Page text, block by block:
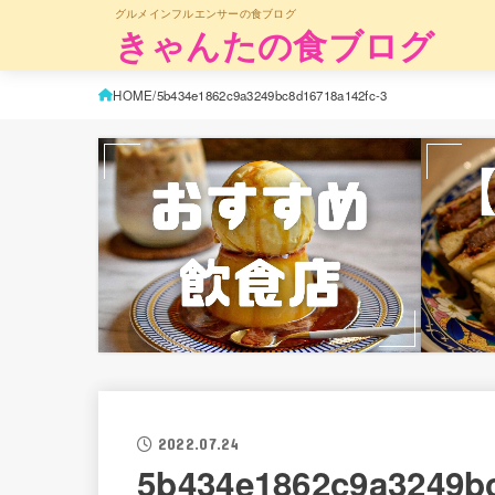
グルメインフルエンサーの食ブログ
きゃんたの食ブログ
HOME 5b434e1862c9a3249bc8d16718a142fc-3
2022.07.24